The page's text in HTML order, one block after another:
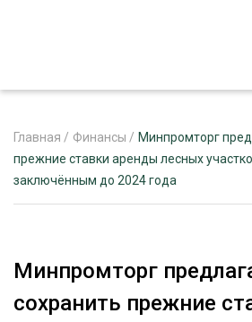
ЖУРНАЛ «ЛЕСНОЙ КОМПЛЕКС»
Главная / Финансы / Минпромторг
прежние ставки аренды лесных
заключённым до 2024 года
Минпромторг
сохранить прежние